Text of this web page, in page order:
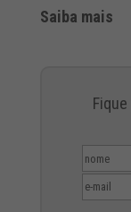
Saiba mais